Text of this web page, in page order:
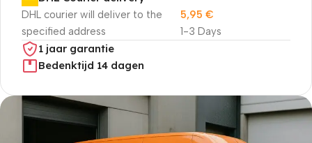
DHL courier will deliver to the
specified address
1-3 Days
5,95 €
1 jaar garantie
Bedenktijd 14 dagen